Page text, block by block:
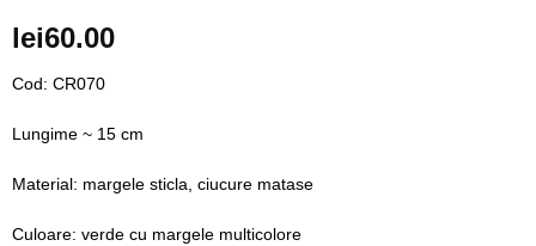
GIA
lei60.00
Cod: CR070
Lungime ~ 15 cm
Material: margele sticla, ciucure matase
Culoare: verde cu margele multicolore